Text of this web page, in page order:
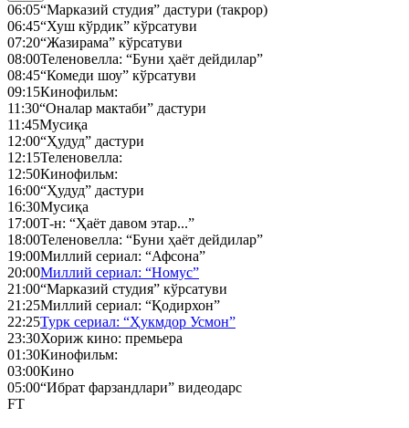
06:05“Марказий студия” дастури (такрор)
06:45“Хуш кўрдик” кўрсатуви
07:20“Жазирама” кўрсатуви
08:00Теленовелла: “Буни ҳаёт дейдилар”
08:45“Комеди шоу” кўрсатуви
09:15Кинофильм:
11:30“Оналар мактаби” дастури
11:45Мусиқа
12:00“Ҳудуд” дастури
12:15Теленовелла:
12:50Кинофильм:
16:00“Ҳудуд” дастури
16:30Мусиқа
17:00Т-н: “Ҳаёт давом этар...”
18:00Теленовелла: “Буни ҳаёт дейдилар”
19:00Миллий сериал: “Афсона”
20:00Миллий сериал: “Номус”
21:00“Марказий студия” кўрсатуви
21:25Миллий сериал: “Қодирхон”
22:25Турк сериал: “Ҳукмдор Усмон”
23:30Хориж кино: премьера
01:30Кинофильм:
03:00Кино
05:00“Ибрат фарзандлари” видеодарс
FT